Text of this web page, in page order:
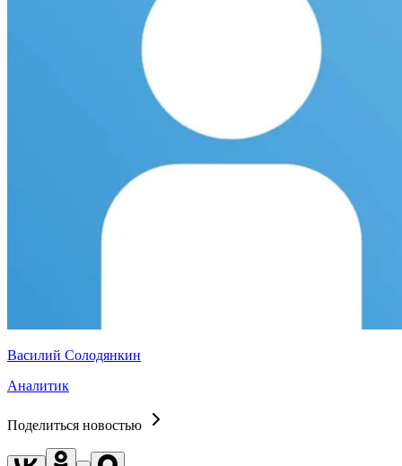
Василий Солодянкин
Аналитик
Поделиться новостью